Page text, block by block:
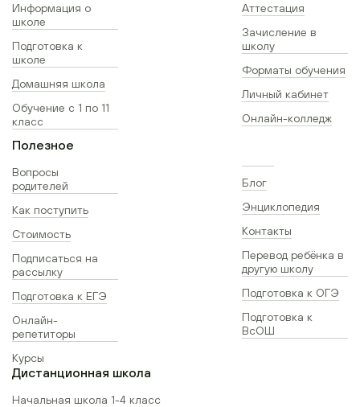
Информация о
школе
Подготовка к
школе
Домашняя школа
Обучение с 1 по 11
класс
Аттестация
Зачисление в
школу
Форматы обучения
Личный кабинет
Онлайн-колледж
Полезное
Вопросы
родителей
Как поступить
Стоимость
Подписаться на
рассылку
Подготовка к ЕГЭ
Онлайн-
репетиторы
Курсы
Блог
Энциклопедия
Контакты
Перевод ребёнка в
другую школу
Подготовка к ОГЭ
Подготовка к
ВсОШ
Дистанционная школа
Начальная школа 1-4 класс